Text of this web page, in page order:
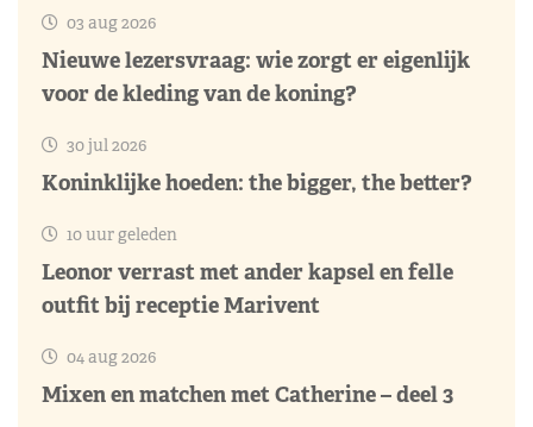
03 aug 2026
Nieuwe lezersvraag: wie zorgt er eigenlijk
voor de kleding van de koning?
30 jul 2026
Koninklijke hoeden: the bigger, the better?
10 uur geleden
Leonor verrast met ander kapsel en felle
outfit bij receptie Marivent
04 aug 2026
Mixen en matchen met Catherine – deel 3